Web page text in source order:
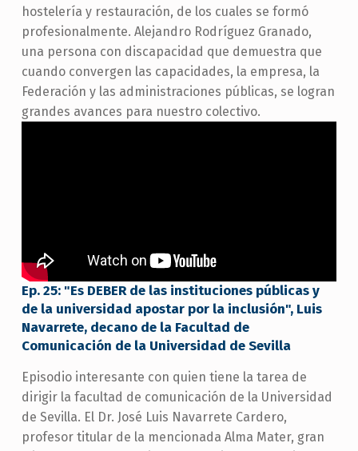
hostelería y restauración, de los cuales se formó
profesionalmente. Alejandro Rodríguez Granado,
una persona con discapacidad que demuestra que
cuando convergen las capacidades, la empresa, la
Federación y las administraciones públicas, se logran
grandes avances para nuestro colectivo.
Ep. 25: "Es DEBER de las instituciones públicas y
de la universidad apostar por la inclusión", Luis
Navarrete, decano de la Facultad de
Comunicación de la Universidad de Sevilla
Episodio interesante con quien tiene la tarea de
dirigir la facultad de comunicación de la Universidad
de Sevilla. El Dr. José Luis Navarrete Cardero,
profesor titular de la mencionada Alma Mater, gran